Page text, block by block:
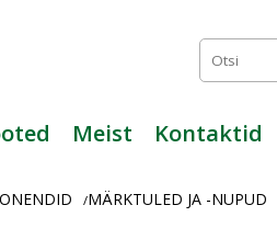
Meist Kontaktid
/MÄRKTULED JA -NUPUD